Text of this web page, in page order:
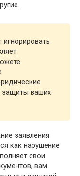
ваших
заявления
как нарушение
свои
вам